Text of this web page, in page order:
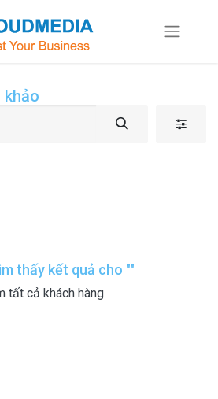
khảo
thấy kết quả cho ""
tất cả khách hàng